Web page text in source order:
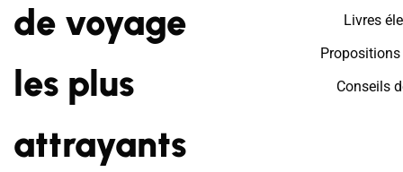
de voyage
les plus
attrayants
Livres
Conseils